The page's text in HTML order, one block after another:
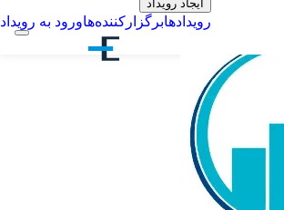
ایجاد رویداد
رویدادهابرگزارکننده‌هاورود به رویداد